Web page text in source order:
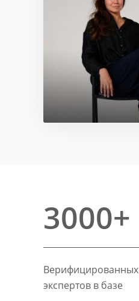
3000+
Верифицированных
экспертов в базе